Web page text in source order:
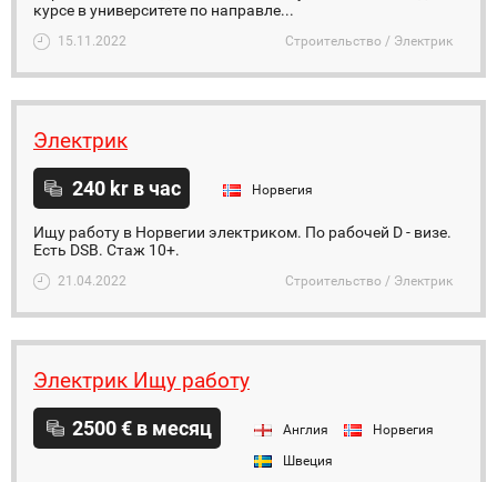
курсе в университете по направле...
15.11.2022 Строительство / Электрик
Электрик
240 kr в час Норвегия
Ищу работу в Норвегии электриком. По рабочей D - визе.
Есть DSB. Стаж 10+.
21.04.2022 Строительство / Электрик
Электрик Ищу работу
2500 € в месяц Англия
Норвегия
Швеция